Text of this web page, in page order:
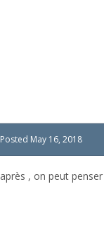
Posted May 16, 2018
après , on peut